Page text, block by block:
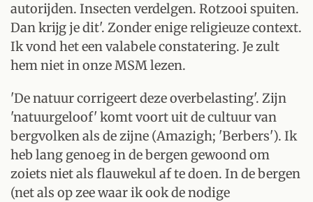
autorijden. Insecten verdelgen. Rotzooi spuiten.
Dan krijg je dit'. Zonder enige religieuze context.
Ik vond het een valabele constatering. Je zult
hem niet in onze MSM lezen.
'De natuur corrigeert deze overbelasting'. Zijn
'natuurgeloof' komt voort uit de cultuur van
bergvolken als de zijne (Amazigh; 'Berbers'). Ik
heb lang genoeg in de bergen gewoond om
zoiets niet als flauwekul af te doen. In de bergen
(net als op zee waar ik ook de nodige